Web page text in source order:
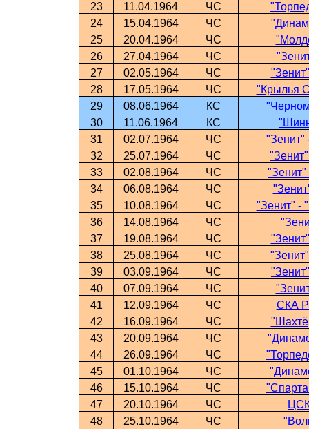
23
11.04.1964 ЧС
24
15.04.1964 ЧС
25
20.04.1964 ЧС
26
27.04.1964 ЧС
27
02.05.1964 ЧС
28
17.05.1964 ЧС
"Крылья
29
08.06.1964 КС
30
11.06.1964 КС
31
02.07.1964 ЧС
"Зенит"
32
25.07.1964 ЧС
33
02.08.1964 ЧС
34
06.08.1964 ЧС
35
10.08.1964 ЧС
"Зенит" -
36
14.08.1964 ЧС
37
19.08.1964 ЧС
38
25.08.1964 ЧС
39
03.09.1964 ЧС
40
07.09.1964 ЧС
41
12.09.1964 ЧС
СКА
42
16.09.1964 ЧС
43
20.09.1964 ЧС
44
26.09.1964 ЧС
45
01.10.1964 ЧС
46
15.10.1964 ЧС
47
20.10.1964 ЧС
48
25.10.1964 ЧС